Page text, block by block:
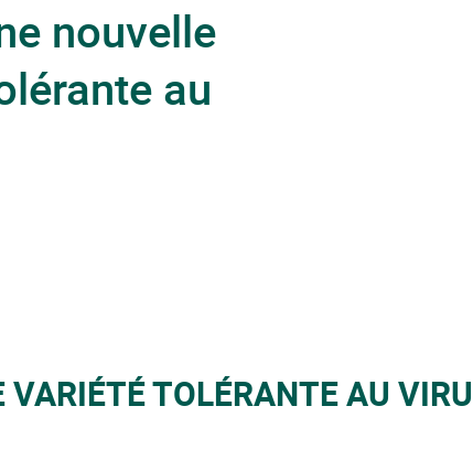
nouvelle
au
VARIÉTÉ TOLÉRANTE AU